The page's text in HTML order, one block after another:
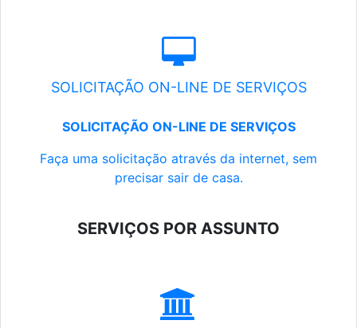
SOLICITAÇÃO ON-LINE DE SERVIÇOS
SOLICITAÇÃO ON-LINE DE SERVIÇOS
Faça uma solicitação através da internet, sem
precisar sair de casa.
SERVIÇOS POR ASSUNTO